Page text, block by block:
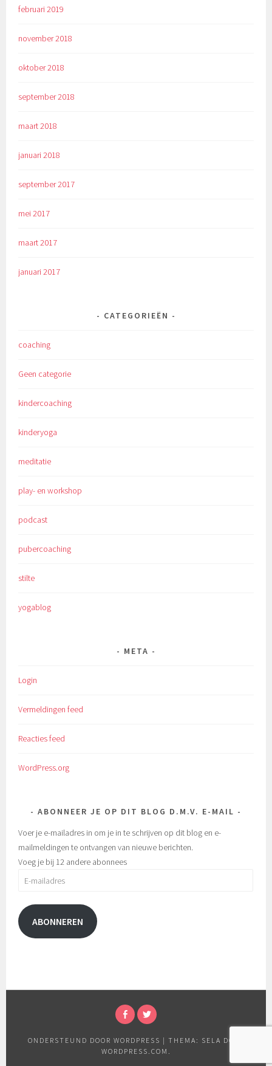
februari 2019
november 2018
oktober 2018
september 2018
maart 2018
januari 2018
september 2017
mei 2017
maart 2017
januari 2017
CATEGORIEËN
coaching
Geen categorie
kindercoaching
kinderyoga
meditatie
play- en workshop
podcast
pubercoaching
stilte
yogablog
META
Login
Vermeldingen feed
Reacties feed
WordPress.org
ABONNEER JE OP DIT BLOG D.M.V. E-MAIL
Voer je e-mailadres in om je in te schrijven op dit blog en e-
mailmeldingen te ontvangen van nieuwe berichten.
Voeg je bij 12 andere abonnees
ABONNEREN
ONDERSTEUND DOOR WORDPRESS | THEMA: SELA DOOR
WORDPRESS.COM .